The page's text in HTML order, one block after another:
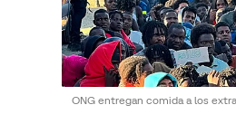
ONG entregan comida a los